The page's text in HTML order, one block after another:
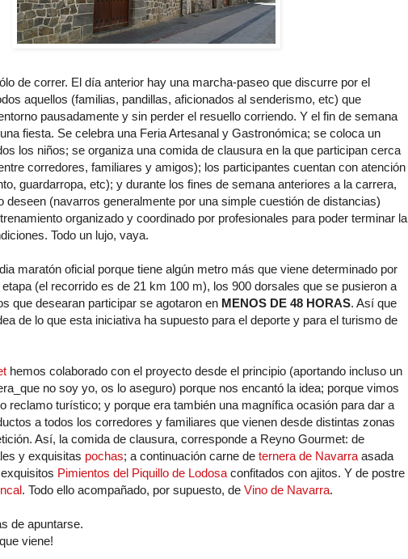
de correr. El día anterior hay una marcha-paseo que discurre por el
aquellos (familias, pandillas, aficionados al senderismo, etc) que
pausadamente y sin perder el resuello corriendo. Y el fin de semana
fiesta. Se celebra una Feria Artesanal y Gastronómica; se coloca un
los niños; se organiza una comida de clausura en la que participan cerca
corredores, familiares y amigos); los participantes cuentan con atención
guardarropa, etc); y durante los fines de semana anteriores a la carrera,
deseen (navarros generalmente por una simple cuestión de distancias)
organizado y coordinado por profesionales para poder terminar la
Todo un lujo, vaya.
maratón oficial porque tiene algún metro más que viene determinado por
(el recorrido es de 21 km 100 m), los 900 dorsales que se pusieron a
que desearan participar se agotaron en MENOS DE 48 HORAS. Así que
de lo que esta iniciativa ha supuesto para el deporte y para el turismo de
hemos colaborado con el proyecto desde el principio (aportando incluso un
no soy yo, os lo aseguro) porque nos encantó la idea; porque vimos
reclamo turístico; y porque era también una magnífica ocasión para dar a
a todos los corredores y familiares que vienen desde distintas zonas
Así, la comida de clausura, corresponde a Reyno Gourmet: de
y exquisitas pochas; a continuación carne de ternera de Navarra asada
Pimientos del Piquillo de Lodosa confitados con ajitos. Y de postre
. Todo ello acompañado, por supuesto, de Vino de Navarra.
de apuntarse.
viene!